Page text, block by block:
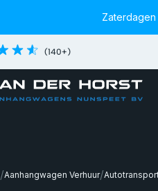
(140+)
/Aanhangwagen Verhuur/